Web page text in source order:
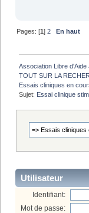
Pages: [1]2
En haut
Association Libre
TOUT SUR LA
Essais cliniques en
Sujet: Essai clinique
Utilisateur
Identifiant:
Mot de passe: